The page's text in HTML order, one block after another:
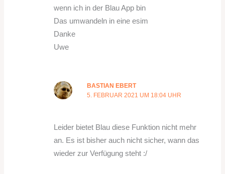
wenn ich in der Blau App bin
Das umwandeln in eine esim
Danke
Uwe
BASTIAN EBERT
5. FEBRUAR 2021 UM 18:04 UHR
Leider bietet Blau diese Funktion nicht mehr
an. Es ist bisher auch nicht sicher, wann das
wieder zur Verfügung steht :/